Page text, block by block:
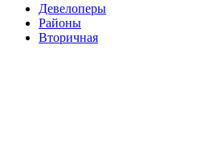
Девелоперы
Районы
Вторичная